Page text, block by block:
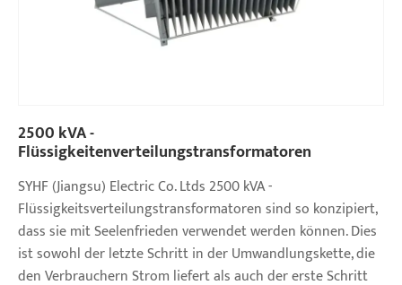
2500 kVA -
Flüssigkeitenverteilungstransformatoren
SYHF (Jiangsu) Electric Co. Ltds 2500 kVA -
Flüssigkeitsverteilungstransformatoren sind so konzipiert,
dass sie mit Seelenfrieden verwendet werden können. Dies
ist sowohl der letzte Schritt in der Umwandlungskette, die
den Verbrauchern Strom liefert als auch der erste Schritt